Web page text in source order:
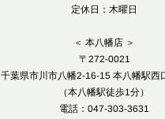
定休日：木曜日
＜ 本八幡店 ＞
〒272-0021
千葉県市川市八幡2-16-15 本八幡駅西
（本八幡駅徒歩1分）
電話：047-303-3631